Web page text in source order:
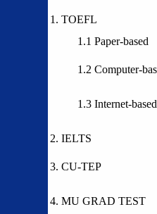
1. TOEFL
1.1 Paper-based
1.2 Computer-
1.3 Internet-based
2. IELTS
3. CU-TEP
4. MU GRAD TEST